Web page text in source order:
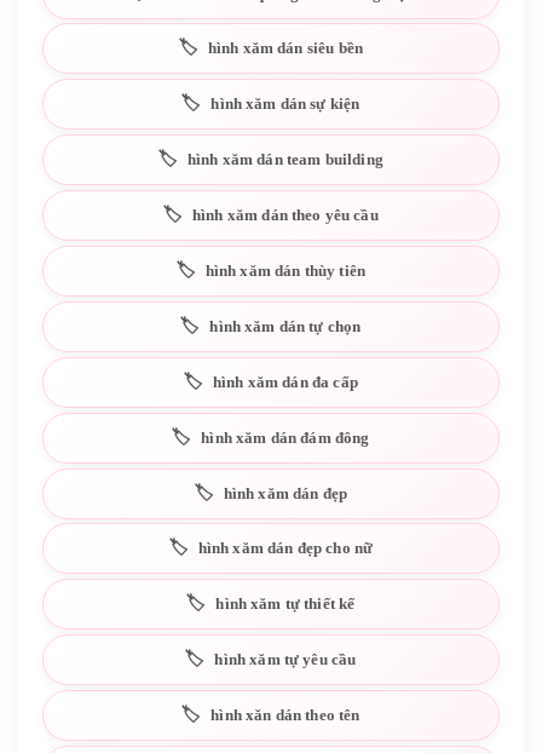
hình xăm dán siêu bền
hình xăm dán sự kiện
hình xăm dán team building
hình xăm dán theo yêu cầu
hình xăm dán thùy tiên
hình xăm dán tự chọn
hình xăm dán đa cấp
hình xăm dán đám đông
hình xăm dán đẹp
hình xăm dán đẹp cho nữ
hình xăm tự thiết kế
hình xăm tự yêu cầu
hình xăn dán theo tên